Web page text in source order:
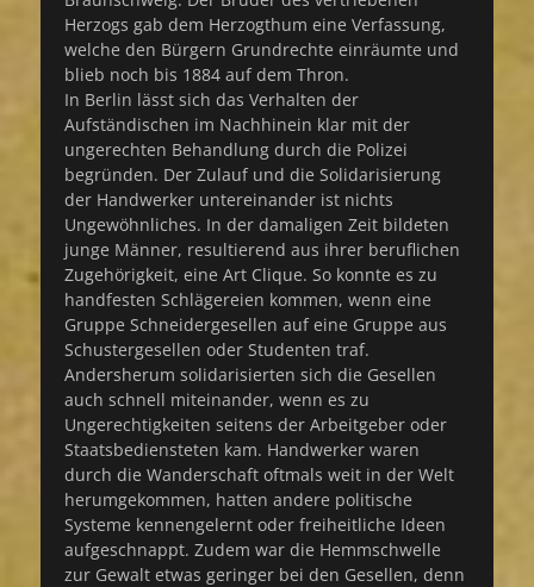
Herzogs gab dem Herzogthum eine Verfassung,
welche den Bürgern Grundrechte einräumte und
blieb noch bis 1884 auf dem Thron.
In Berlin lässt sich das Verhalten der
Aufständischen im Nachhinein klar mit der
ungerechten Behandlung durch die Polizei
begründen. Der Zulauf und die Solidarisierung
der Handwerker untereinander ist nichts
Ungewöhnliches. In der damaligen Zeit bildeten
junge Männer, resultierend aus ihrer beruflichen
Zugehörigkeit, eine Art Clique. So konnte es zu
handfesten Schlägereien kommen, wenn eine
Gruppe Schneidergesellen auf eine Gruppe aus
Schustergesellen oder Studenten traf.
Andersherum solidarisierten sich die Gesellen
auch schnell miteinander, wenn es zu
Ungerechtigkeiten seitens der Arbeitgeber oder
Staatsbediensteten kam. Handwerker waren
durch die Wanderschaft oftmals weit in der Welt
herumgekommen, hatten andere politische
Systeme kennengelernt oder freiheitliche Ideen
aufgeschnappt. Zudem war die Hemmschwelle
zur Gewalt etwas geringer bei den Gesellen, denn